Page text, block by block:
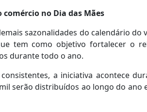
no Dia das Mães
sazonalidades do calendário do
tem como objetivo fortalecer o
durante todo o ano.
a iniciativa acontece
serão distribuídos ao longo do ano